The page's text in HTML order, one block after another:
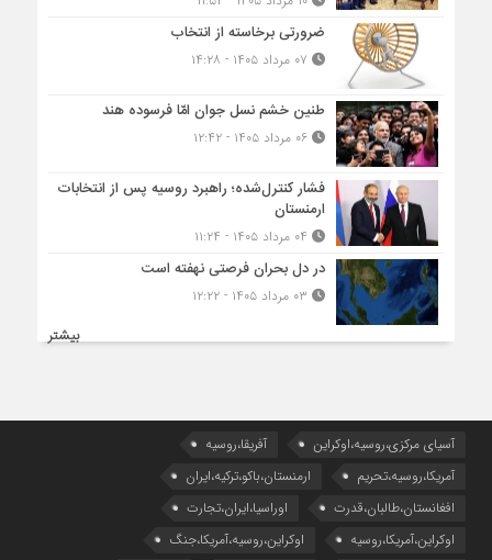
ضرورتی برخاسته از انتخاب
طنین خشم نسل جوان امّا فرسوده هند
۰۶ مرداد ۱۴۰۵ - ۱۲:۴۲
فشار کنترل‌شده؛ راهبرد روسیه پس از انتخابات
ارمنستان
در دل بحران فرصتی نهفته است
بیشتر
آسیای مرکزی،روسیه،اوکراین
آفریقا،روسیه
آمریکا،روسیه،تحریم
ارمنستان،باکو،ترکیه،ایران
افغانستان،طالبان،قدرت
اوراسیا،ایران،تجارت
اوکراین،آمریکا،روسیه
اوکراین،روسیه،آمریکا،جنگ